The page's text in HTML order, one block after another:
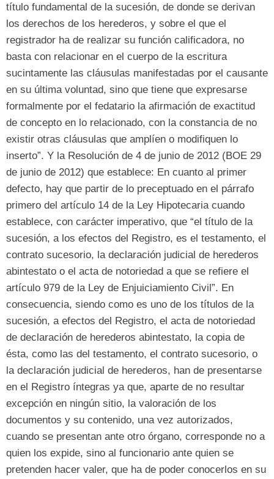
título fundamental de la sucesión, de donde se derivan
los derechos de los herederos, y sobre el que el
registrador ha de realizar su función calificadora, no
basta con relacionar en el cuerpo de la escritura
sucintamente las cláusulas manifestadas por el causante
en su última voluntad, sino que tiene que expresarse
formalmente por el fedatario la afirmación de exactitud
de concepto en lo relacionado, con la constancia de no
existir otras cláusulas que amplíen o modifiquen lo
inserto”. Y la Resolución de 4 de junio de 2012 (BOE 29
de junio de 2012) que establece: En cuanto al primer
defecto, hay que partir de lo preceptuado en el párrafo
primero del artículo 14 de la Ley Hipotecaria cuando
establece, con carácter imperativo, que “el título de la
sucesión, a los efectos del Registro, es el testamento, el
contrato sucesorio, la declaración judicial de herederos
abintestato o el acta de notoriedad a que se refiere el
artículo 979 de la Ley de Enjuiciamiento Civil”. En
consecuencia, siendo como es uno de los títulos de la
sucesión, a efectos del Registro, el acta de notoriedad
de declaración de herederos abintestato, la copia de
ésta, como las del testamento, el contrato sucesorio, o
la declaración judicial de herederos, han de presentarse
en el Registro íntegras ya que, aparte de no resultar
excepción en ningún sitio, la valoración de los
documentos y su contenido, una vez autorizados,
cuando se presentan ante otro órgano, corresponde no a
quien los expide, sino al funcionario ante quien se
pretenden hacer valer, que ha de poder conocerlos en su